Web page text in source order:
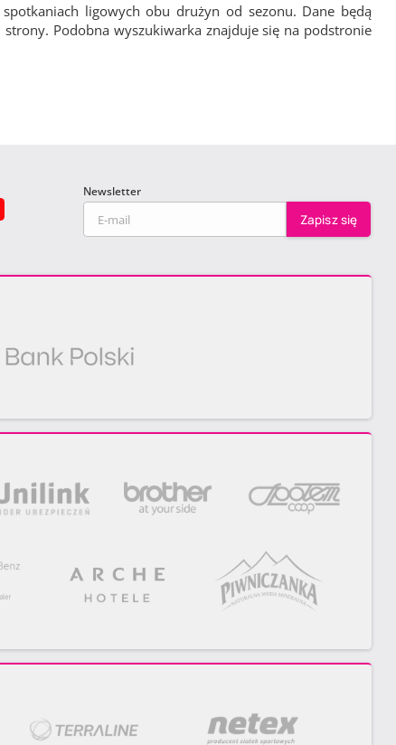
ligowych obu drużyn od sezonu. Dane będą
Podobna wyszukiwarka znajduje się na podstronie
Newsletter